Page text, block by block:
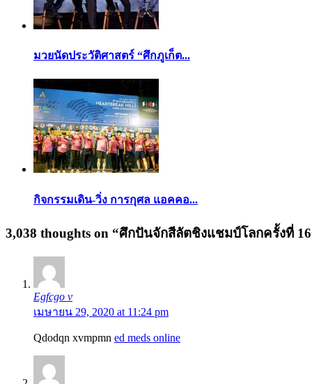
มวยนัดประวัติศาสตร์ “ศึกภูเก็ต...
กิจกรรมเดิน-วิ่ง การกุศล แอคคอ...
3,038 thoughts on “ศึกปันจักสีลัตชิงแชมป์โลกครั้งที่ 16
Egfcgo v
เมษายน 29, 2020 at 11:24 pm
Qdodqn xvmpmn ed meds online